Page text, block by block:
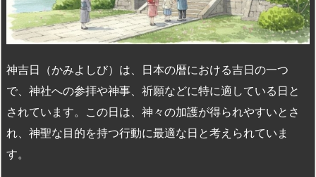
神吉日（かみよしび）は、日本の暦における吉日の一つ
で、神社への参拝や神事、祈願などに特に適している日と
されています。この日は、神々の加護が得られやすいとさ
れ、神聖な目的を持つ行動に最適な日と考えられていま
す。